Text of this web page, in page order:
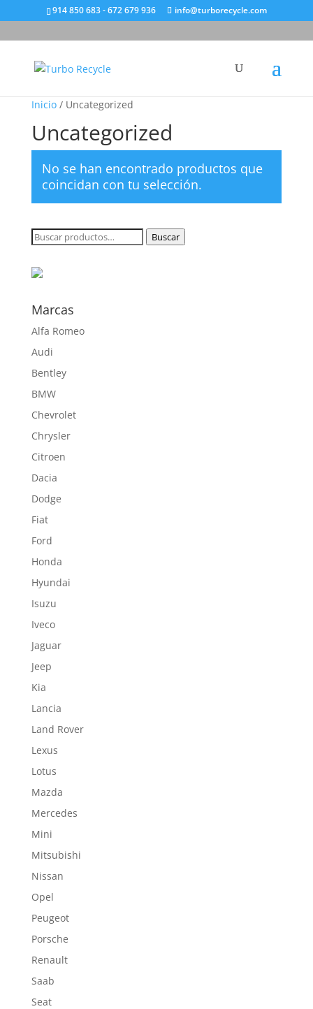
914 850 683 - 672 679 936 info@turborecycle.com
Inicio/ Uncategorized
Uncategorized
No se han encontrado productos que
coincidan con tu selección.
Buscar
Buscar
Marcas
Alfa Romeo
Audi
Bentley
BMW
Chevrolet
Chrysler
Citroen
Dacia
Dodge
Fiat
Ford
Honda
Hyundai
Isuzu
Iveco
Jaguar
Jeep
Kia
Lancia
Land Rover
Lexus
Lotus
Mazda
Mercedes
Mini
Mitsubishi
Nissan
Opel
Peugeot
Porsche
Renault
Saab
Seat